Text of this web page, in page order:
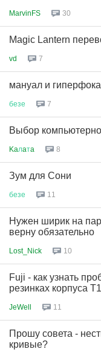
MarvinFS 30
Magic Lantern
vd 7
мануал и
безе 7
Выбор
Kaлaтa 8
Зум для Сони
безе 11
Нужен ширик на
верну обязательно
Lost_Nick 10
Fuji - как узнать
резинках корпуса
JeWell 11
Прошу совета -
кривые?